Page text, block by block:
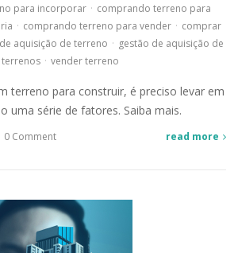
para incorporar · comprando terreno para
· comprando terreno para vender · comprar
aquisição de terreno · gestão de aquisição de
terrenos · vender terreno
terreno para construir, é preciso levar em
uma série de fatores. Saiba mais.
0 Comment read more